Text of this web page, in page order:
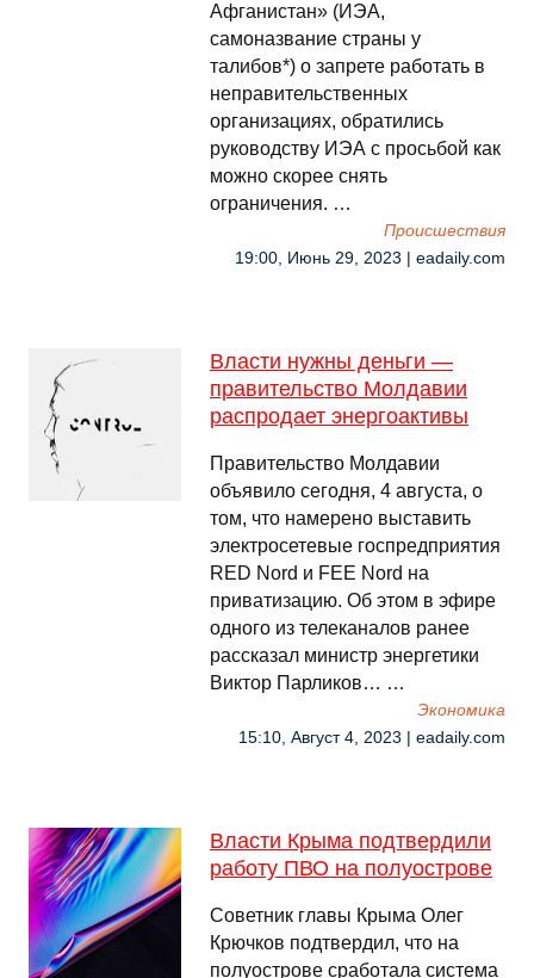
Афганистан» (ИЭА,
самоназвание страны у
талибов*) о запрете работать в
неправительственных
организациях, обратились
руководству ИЭА с просьбой как
можно скорее снять
ограничения. …
Происшествия
19:00, Июнь 29, 2023 | eadaily.com
Власти нужны деньги —
правительство Молдавии
распродает энергоактивы
Правительство Молдавии
объявило сегодня, 4 августа, о
том, что намерено выставить
электросетевые госпредприятия
RED Nord и FEE Nord на
приватизацию. Об этом в эфире
одного из телеканалов ранее
рассказал министр энергетики
Виктор Парликов… …
Экономика
15:10, Август 4, 2023 | eadaily.com
Власти Крыма подтвердили
работу ПВО на полуострове
Советник главы Крыма Олег
Крючков подтвердил, что на
полуострове сработала система